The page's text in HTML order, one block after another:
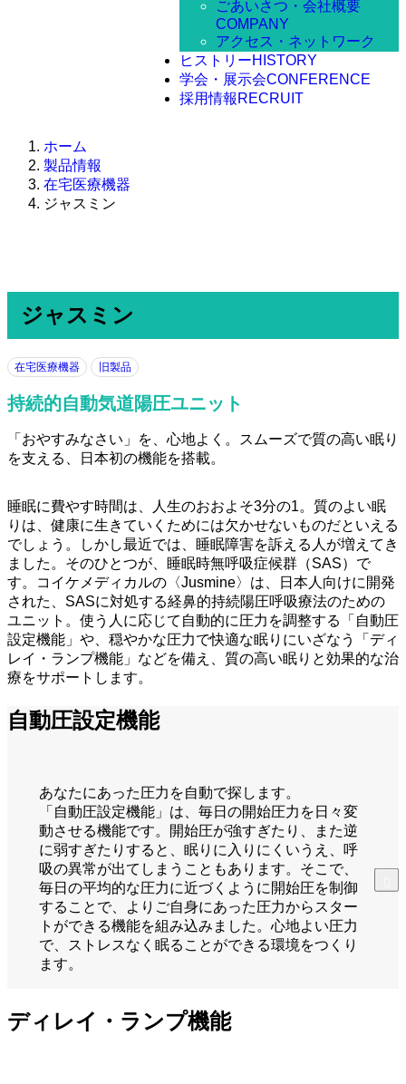
ごあいさつ・会社概要
COMPANY
アクセス・ネットワーク
ヒストリーHISTORY
学会・展示会CONFERENCE
採用情報 RECRUIT
ホーム
製品情報
在宅医療機器
ジャスミン
ジャスミン
在宅医療機器 旧製品
持続的自動気道陽圧ユニット
「おやすみなさい」を、心地よく。スムーズで質の高い眠り
を支える、日本初の機能を搭載。
睡眠に費やす時間は、人生のおおよそ3分の1。質のよい眠
りは、健康に生きていくためには欠かせないものだといえる
でしょう。しかし最近では、睡眠障害を訴える人が増えてき
ました。そのひとつが、睡眠時無呼吸症候群（SAS）で
す。コイケメディカルの〈Jusmine〉は、日本人向けに開発
された、SASに対処する経鼻的持続陽圧呼吸療法のための
ユニット。使う人に応じて自動的に圧力を調整する「自動圧
設定機能」や、穏やかな圧力で快適な眠りにいざなう「ディ
レイ・ランプ機能」などを備え、質の高い眠りと効果的な治
療をサポートします。
自動圧設定機能
あなたにあった圧力を自動で探します。
「自動圧設定機能」は、毎日の開始圧力を日々変
動させる機能です。開始圧が強すぎたり、また逆
に弱すぎたりすると、眠りに入りにくいうえ、呼
吸の異常が出てしまうこともあります。そこで、
毎日の平均的な圧力に近づくように開始圧を制御
することで、よりご自身にあった圧力からスター
トができる機能を組み込みました。心地よい圧力
で、ストレスなく眠ることができる環境をつくり
ます。
ディレイ・ランプ機能